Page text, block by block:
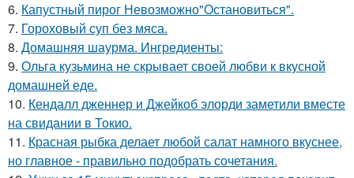
6. Капустный пирог Невозможно"Остановиться".
7. Гороховый суп без мяса.
8. Домашняя шаурма. Ингредиенты:
9. Ольга кузьмина не скрывает своей любви к вкусной
домашней еде.
10. Кендалл дженнер и Джейкоб элорди заметили вместе
на свидании в Токио.
11. Красная рыбка делает любой салат намного вкуснее,
но главное - правильно подобрать сочетания.